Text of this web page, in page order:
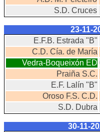
S.D. Cruces
23-11-
E.F.B. Estrada "B"
C.D. Cía. de María
Vedra-Boqueixón ED
Praiña S.C.
E.F. Lalín "B"
Oroso F.S. C.D.
S.D. Dubra
30-11-